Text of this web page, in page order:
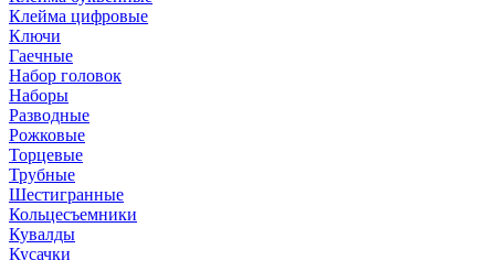
Клейма цифровые
Ключи
Гаечные
Набор головок
Наборы
Разводные
Рожковые
Торцевые
Трубные
Шестигранные
Кольцесъемники
Кувалды
Кусачки